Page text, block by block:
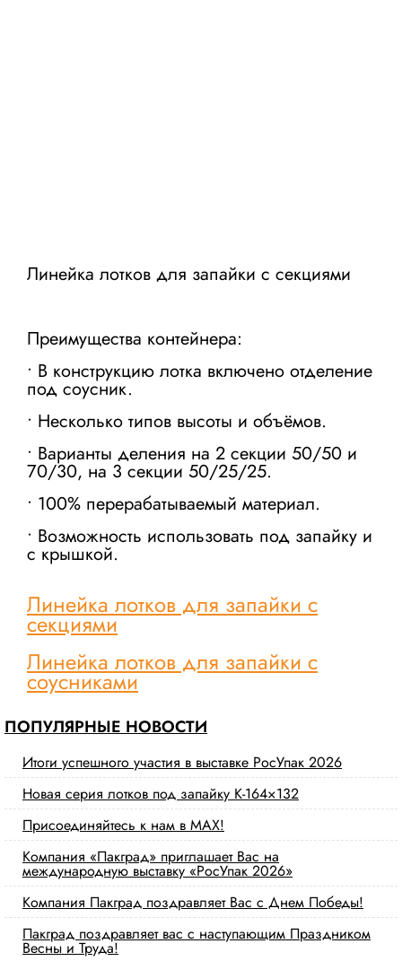
Линейка лотков для запайки с секциями
Преимущества контейнера:
• В конструкцию лотка включено отделение
под соусник.
• Несколько типов высоты и объёмов.
• Варианты деления на 2 секции 50/50 и
70/30, на 3 секции 50/25/25.
• 100% перерабатываемый материал.
• Возможность использовать под запайку и
с крышкой.
Линейка лотков для запайки с
секциями
Линейка лотков для запайки с
соусниками
ПОПУЛЯРНЫЕ НОВОСТИ
Итоги успешного участия в выставке РосУпак 2026
Новая серия лотков под запайку К-164×132
Присоединяйтесь к нам в MAX!
Компания «Пакград» приглашает Вас на
международную выставку «РосУпак 2026»
Компания Пакград поздравляет Вас с Днем Победы!
Пакград поздравляет вас с наступающим Праздником
Весны и Труда!